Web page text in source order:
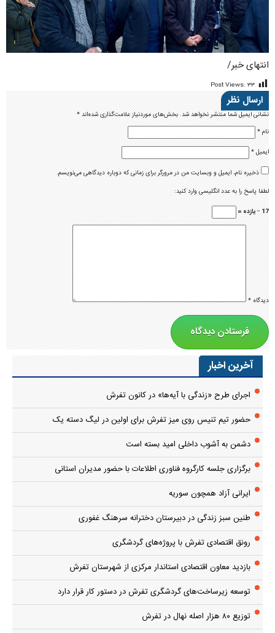
انتهای خبر/
Post Views: ۳۳
ارسال نظر
نشانی ایمیل شما منتشر نخواهد شد.بخش‌های موردنیاز علامت‌گذاری شده‌اند*
نام*
ایمیل*
ذخیره نام، ایمیل و وبسایت من در مرورگر برای زمانی که دوباره دیدگاهی می‌نویسم.
لطفا پاسخ را به عدد انگلیسی وارد کنید:
17 − یازده =
دیدگاه*
آخرین اخبار
اجرای طرح «زندگی با آیه‌ها» در کانون تفرش
حضور تیم تنیس روی میز تفرش برای اولین در لیگ دسته یک
دشمن به آشوب داخلی امید بسته است
برگزاری جلسه کارگروه فناوری اطلاعات با حضور مدیران استانی
ایرانی آزاد همچون سوریه
طنین سبز زندگی در دبیرستان دخترانه سرهنگ غفوری
رونق اقتصادی تفرش با پروژه‌های گردشگری
بازدید معاون اقتصادی استاندار مرکزی از شهرستان تفرش
توسعه زیرساخت‌های گردشگری تفرش در دستور کار قرار دارد
توزیع ۸۰ هزار اصله نهال در تفرش